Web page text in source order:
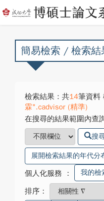
簡易檢索 / 檢索結
檢索結果：共14筆資料
霖".cadvisor (精準)
在搜尋的結果範圍內查
搜
展開檢索結果的年代分
個人化服務 ： 我的檢
排序：